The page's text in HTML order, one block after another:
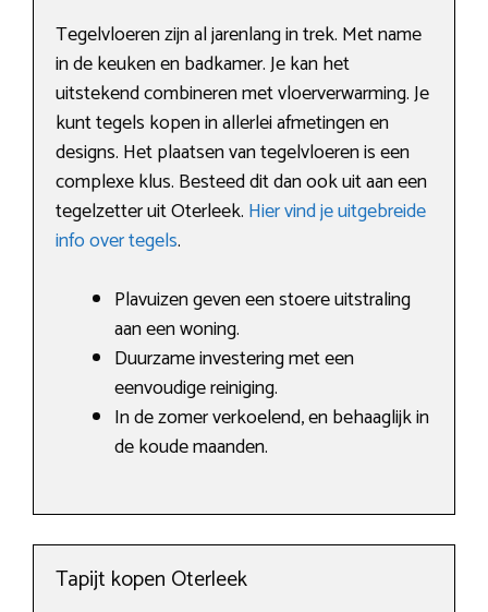
Tegelvloeren zijn al jarenlang in trek. Met name
in de keuken en badkamer. Je kan het
uitstekend combineren met vloerverwarming. Je
kunt tegels kopen in allerlei afmetingen en
designs. Het plaatsen van tegelvloeren is een
complexe klus. Besteed dit dan ook uit aan een
tegelzetter uit Oterleek. Hier vind je uitgebreide
info over tegels.
Plavuizen geven een stoere uitstraling
aan een woning.
Duurzame investering met een
eenvoudige reiniging.
In de zomer verkoelend, en behaaglijk in
de koude maanden.
Tapijt kopen Oterleek